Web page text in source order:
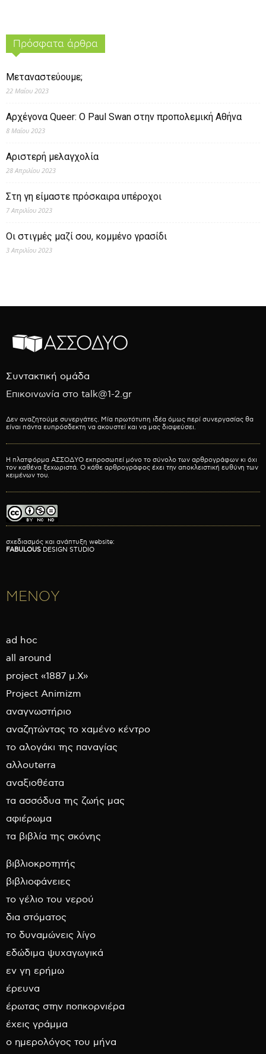
Πρόσφατα άρθρα
Μεταναστεύουμε;
22 Μαΐου 2023
Αρχέγονα Queer: O Paul Swan στην προπολεμική Αθήνα
8 Μαΐου 2023
Αριστερή μελαγχολία
28 Απριλίου 2023
Στη γη είμαστε πρόσκαιρα υπέροχοι
7 Απριλίου 2023
Οι στιγμές μαζί σου, κομμένο γρασίδι
3 Απριλίου 2023
Συντακτική ομάδα
Επικοινωνία στο talk@1-2.gr
Δεν αναζητούμε συνεργάτες. Μία πρωτότυπη ιδέα όμως περί συνεργασίας θα
είναι πάντα ευπρόσδεκτη να ακουστεί και να μας διαψεύσει.
Η πλατφόρμα ΑΣΣΟΔΥΟ εκπροσωπεί μόνο το σύνολο των αρθρογράφων κι όχι
τον καθένα ξεχωριστά. Ο κάθε αρθρογράφος έχει την αποκλειστική ευθύνη των
κειμένων του.
σχεδιασμός και ανάπτυξη website:
FABULOUS DESIGN STUDIO
ΜΕΝΟΥ
ad hoc
all around
project «1887 μ.Χ»
Project Animizm
αναγνωστήριο
αναζητώντας το χαμένο κέντρο
το αλογάκι της παναγίας
αλλουterra
αναξιοθέατα
τα ασσόδυα της ζωής μας
αφιέρωμα
τα βιβλία της σκόνης
βιβλιοκροτητής
βιβλιοφάνειες
το γέλιο του νερού
δια στόματος
το δυναμώνεις λίγο
εδώδιμα ψυχαγωγικά
εν γη ερήμω
έρευνα
έρωτας στην ποπκορνιέρα
έχεις γράμμα
ο ημερολόγος του μήνα